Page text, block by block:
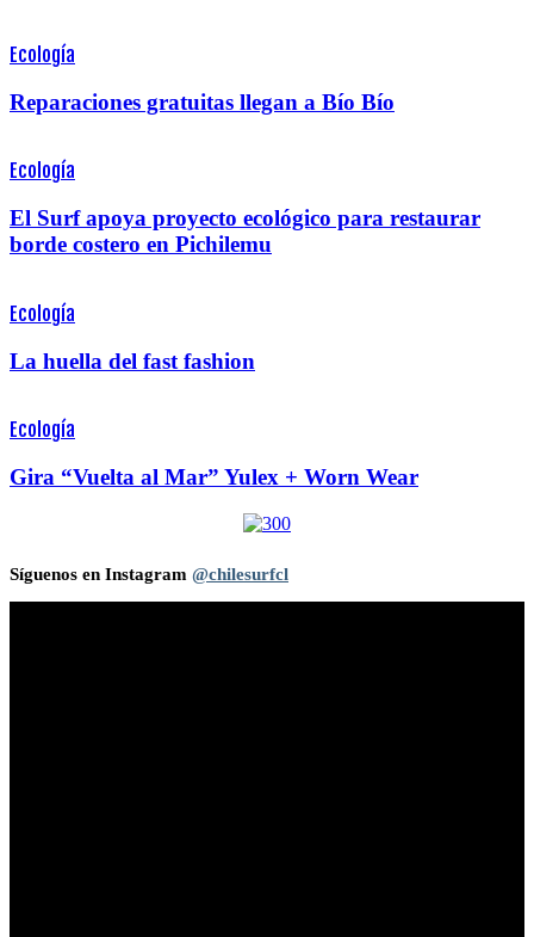
Ecología
Reparaciones gratuitas llegan a Bío Bío
Ecología
El Surf apoya proyecto ecológico para restaurar
borde costero en Pichilemu
Ecología
La huella del fast fashion
Ecología
Gira “Vuelta al Mar” Yulex + Worn Wear
Síguenos en Instagram @chilesurfcl